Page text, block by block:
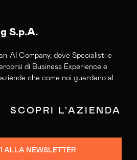
S.p.A.
AI Company, dove Specialisti e
di Business Experience e
che come noi guardano al
SCOPRI L'AZIENDA
ALLA NEWSLETTER